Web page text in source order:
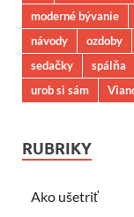
moderné bývanie
návody
ozdoby
sedačky
spálňa
urob si sám
RUBRIKY
Ako ušetriť